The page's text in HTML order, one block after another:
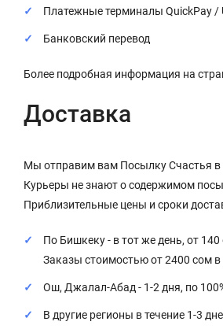
Платежные терминалы QuickPay
Банковский перевод
Более подробная информация на
Доставка
Мы отправим вам Посылку Счастья в
Курьеры не знают о содержимом
Приблизительные цены и сроки
По Бишкеку - в тот же день, от
Заказы стоимостью от 2400 сом в
Ош, Джалал-Абад - 1-2 дня, по
В другие регионы в течение 1-3